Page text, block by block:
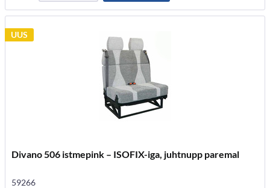
UUS
Divano 506 istmepink – ISOFIX-iga, juhtnupp paremal
59266